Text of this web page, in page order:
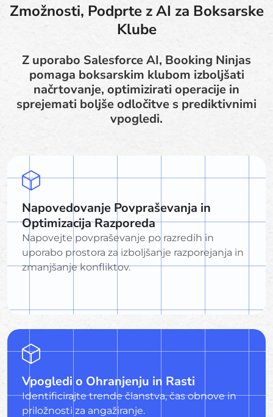
Zmožnosti, Podprte z AI za Boksarske
Klube
Z uporabo Salesforce AI, Booking Ninjas
pomaga boksarskim klubom izboljšati
načrtovanje, optimizirati operacije in
sprejemati boljše odločitve s prediktivnimi
vpogledi.
Napovedovanje Povpraševanja in
Optimizacija Razporeda
Napovejte povpraševanje po razredih in
uporabo prostora za izboljšanje razporejanja in
zmanjšanje konfliktov.
Vpogledi o Ohranjenju in Rasti
Identificirajte trende članstva, čas obnove in
priložnosti za angažiranje.